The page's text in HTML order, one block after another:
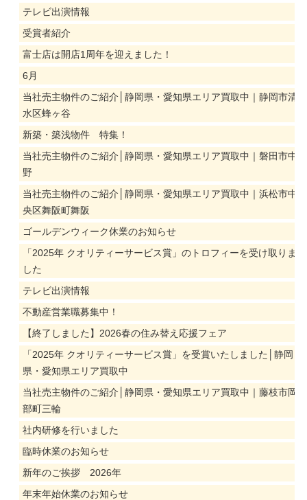
テレビ出演情報
受賞者紹介
富士店は開店1周年を迎えました！
6月
当社売主物件のご紹介│静岡県・愛知県エリア買取中｜静岡市清
水区蜂ヶ谷
新築・築浅物件 特集！
当社売主物件のご紹介│静岡県・愛知県エリア買取中｜磐田市中
野
当社売主物件のご紹介│静岡県・愛知県エリア買取中｜浜松市中
央区舞阪町舞阪
ゴールデンウィーク休業のお知らせ
「2025年 クオリティーサービス賞」のトロフィーを受け取りま
した
テレビ出演情報
不動産営業職募集中！
【終了しました】2026春の住み替え応援フェア
「2025年 クオリティーサービス賞」を受賞いたしました│静岡
県・愛知県エリア買取中
当社売主物件のご紹介│静岡県・愛知県エリア買取中｜藤枝市岡
部町三輪
社内研修を行いました
臨時休業のお知らせ
新年のご挨拶 2026年
年末年始休業のお知らせ